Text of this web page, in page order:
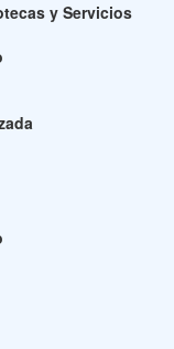
y Servicios